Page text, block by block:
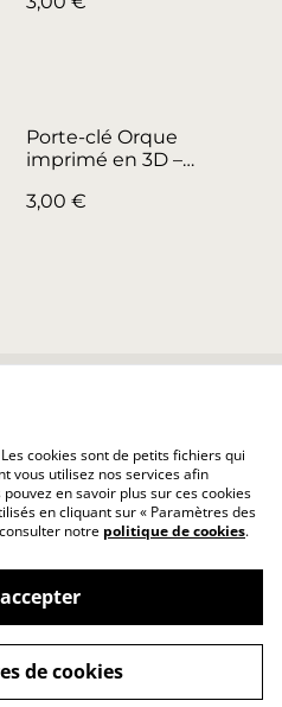
Porte-clé Orque
imprimé en 3D –
3,00 €
Politique de cookies
powered by
cookies sont de petits fichiers qui
vous utilisez nos services afin
en savoir plus sur ces cookies
en cliquant sur « Paramètres des
notre politique de cookies.
de cookies